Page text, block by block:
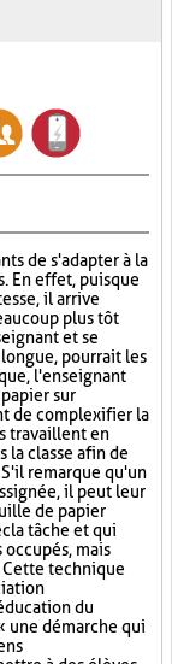
de s'adapter à la
En effet, puisque
il arrive
plus tôt
et se
pourrait les
l'enseignant
sur
de complexifier la
travaillent en
la classe afin de
remarque qu'un
il peut leur
de papier
la tâche et qui
mais
technique
du
une démarche qui